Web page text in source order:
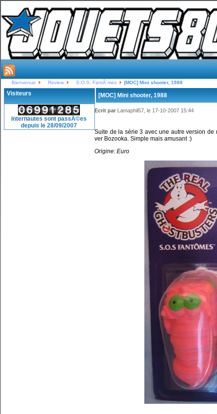
Bienvenue Review S.O.S. FantÃ´mes [MOC] Mini shooter, 1988
Visiteurs
internautes sont passÃ©es
depuis le 28/09/2007
[MOC] Mini shooter, 1988
Ecrit par Lamaphil57, le 17-10-2007 15:44
Suite de la série 3 avec une autre version
ver Bozooka. Simple mais amusant :)
Origine: Euro